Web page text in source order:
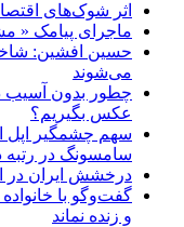
اثر شوک‌های اقتصادی در
ماجرای پیامک «
حسین افشین:
می‌شوند
چطور بدون آسیب
عکس بگیریم؟
سهم چشمگیر اپل
سامسونگ در رتبه
درخشش ایران در
گفت‌وگو با
و زنده نماند